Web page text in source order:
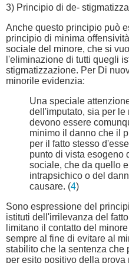
3) Principio di de-
Anche questo principio può
principio di minima
sociale del minore, che si
l'eliminazione di tutti quegli
stigmatizzazione. Per Di
minorile evidenzia:
Una speciale
dell'imputato, sia per
devono essere
minimo il danno che il
per il fatto stesso
punto di vista esogeno
sociale, che da quello
intrapsichico o del
causare. (4)
Sono espressione del
istituti dell'irrilevanza del
limitano il contatto del
sempre al fine di evitare al
stabilito che la sentenza che
per esito positivo della